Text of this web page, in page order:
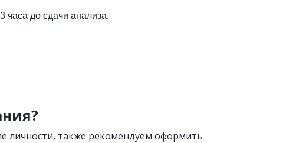
часа до сдачи анализа.
личности, также рекомендуем оформить